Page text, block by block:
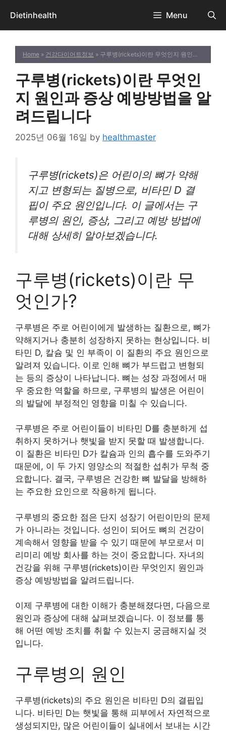
content
Dietinhealth Menu
Home » 건강다이어트정보 » 구루병(rickets)이란 무엇인지 원인과 증상 예방방법을 알려드립니다
구루병(rickets)이란 무엇인
지 원인과 증상 예방방법을 알
려드립니다
2025년 06월 16일 by healthmaster
구루병(rickets)은 어린이의 뼈가 약해
지고 변형되는 질병으로, 비타민 D 결
핍이 주요 원인입니다. 이 글에서는 구
루병의 원인, 증상, 그리고 예방 방법에
대해 상세히 알아보겠습니다.
구루병(rickets)이란 무
엇인가?
구루병은 주로 어린이에게 발생하는 질환으로, 뼈가
약해지거나 충분히 성장하지 못하는 현상입니다. 비
타민 D, 칼슘 및 인 부족이 이 질환의 주요 원인으로
알려져 있습니다. 이로 인해 뼈가 부드럽고 변형되
는 등의 증상이 나타납니다. 뼈는 성장 과정에서 매
우 중요한 역할을 하므로, 구루병의 발생은 어린이
의 발달에 부정적인 영향을 미칠 수 있습니다.
구루병은 주로 어린이들이 비타민 D를 충분하게 섭
취하지 못하거나 햇빛을 받지 못할 때 발생합니다.
이 질환은 비타민 D가 칼슘과 인의 흡수를 도와주기
때문에, 이 두 가지 영양소의 적절한 섭취가 무척 중
요합니다. 결국, 구루병은 건강한 뼈 발달을 방해하
는 주요한 요인으로 작용하게 됩니다.
구루병의 중요한 점은 단지 성장기 어린이만의 문제
가 아니라는 것입니다. 성인이 되어도 뼈의 건강이
계속해서 영향을 받을 수 있기 때문에 부모로서 미
리미리 예방 회사를 하는 것이 중요합니다. 자녀의
건강을 위해 구루병(rickets)이란 무엇인지 원인과
증상 예방방법을 알려드립니다.
이제 구루병에 대한 이해가 충분해졌다면, 다음으로
원인과 증상에 대해 살펴보겠습니다. 이 정보를 통
해 어떤 예방 조치를 취할 수 있는지 궁금해지실 것
입니다.
구루병의 원인
구루병(rickets)의 주요 원인은 비타민 D의 결핍입
니다. 비타민 D는 햇빛을 통해 피부에서 자연적으로
생성되지만, 많은 어린이들이 실내에서 보내는 시간